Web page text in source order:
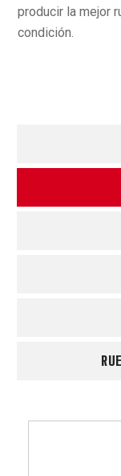
producir la mejor
condición.